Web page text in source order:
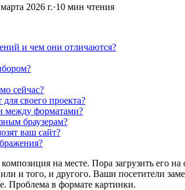
2026 г.·10 мин чтения
и чем они отличаются?
сейчас?
своего проекта?
между форматами?
браузерам?
ваш сайт?
на месте. Пора загрузить его
и того, и другого. Ваши посетители
Проблема в формате картинки.